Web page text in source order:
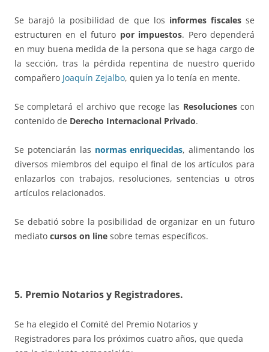
Se barajó la posibilidad de que los informes fiscalesse
estructuren en el futuro por impuestos. Pero dependerá
en muy buena medida de la persona que se haga cargo de
la sección, tras la pérdida repentina de nuestro querido
compañero Joaquín Zejalbo, quien ya lo tenía en mente.
Se completará el archivo que recoge las Resolucionescon
contenido de Derecho Internacional Privado.
Se potenciarán las normas enriquecidas, alimentando los
diversos miembros del equipo el final de los artículos para
enlazarlos con trabajos, resoluciones, sentencias u otros
artículos relacionados.
Se debatió sobre la posibilidad de organizar en un futuro
mediato cursos on line sobre temas específicos.
5. Premio Notarios y Registradores.
Se ha elegido el Comité del Premio Notarios y
Registradores para los próximos cuatro años, que queda